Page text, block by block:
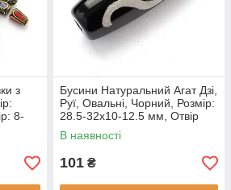
з
8-
мм,
Бусини Натуральний Агат Дзі,
Руї, Овальні, Чорний, Розмір:
28.5-32x10-12.5 мм, Отвір
1.5-3 мм, (1 шт)
В наявності
101 ₴